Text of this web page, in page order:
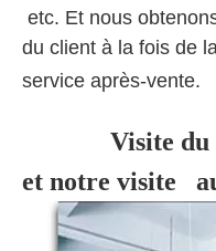
etc. Et nous
du client à la fois de
service après-vente.
Visite du
et notre visite